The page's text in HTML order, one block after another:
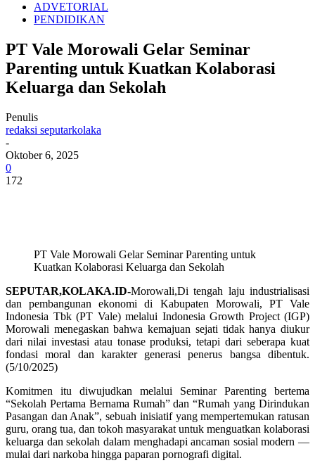
ADVETORIAL
PENDIDIKAN
PT Vale Morowali Gelar Seminar
Parenting untuk Kuatkan Kolaborasi
Keluarga dan Sekolah
Penulis
redaksi seputarkolaka
-
Oktober 6, 2025
0
172
PT Vale Morowali Gelar Seminar Parenting untuk
Kuatkan Kolaborasi Keluarga dan Sekolah
SEPUTAR,KOLAKA.ID-Morowali,Di tengah laju industrialisasi
dan pembangunan ekonomi di Kabupaten Morowali, PT Vale
Indonesia Tbk (PT Vale) melalui Indonesia Growth Project (IGP)
Morowali menegaskan bahwa kemajuan sejati tidak hanya diukur
dari nilai investasi atau tonase produksi, tetapi dari seberapa kuat
fondasi moral dan karakter generasi penerus bangsa dibentuk.
(5/10/2025)
Komitmen itu diwujudkan melalui Seminar Parenting bertema
“Sekolah Pertama Bernama Rumah” dan “Rumah yang Dirindukan
Pasangan dan Anak”, sebuah inisiatif yang mempertemukan ratusan
guru, orang tua, dan tokoh masyarakat untuk menguatkan kolaborasi
keluarga dan sekolah dalam menghadapi ancaman sosial modern —
mulai dari narkoba hingga paparan pornografi digital.